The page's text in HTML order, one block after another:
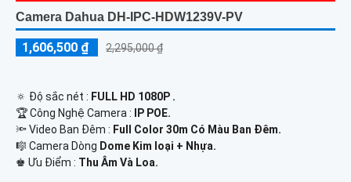
Camera Dahua DH-IPC-HDW1239V-PV
1,606,500 ₫ 2,295,000 ₫
🔅 Độ sắc nét : FULL HD 1080P .
🏆 Công Nghệ Camera :
IP POE.
🔦 Video Ban Đêm : Full Color 30m Có Màu Ban Ðêm.
🎼️ Camera Dòng Dome Kim loại + Nhựa.
️♚ Ưu Điểm : Thu Âm Và Loa.